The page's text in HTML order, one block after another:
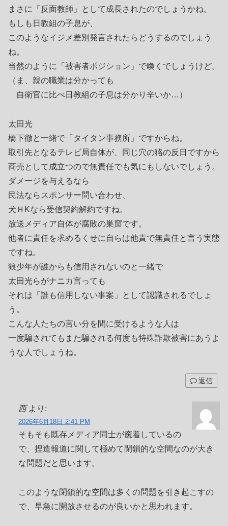
まさに「反面教師」として成長されたのでしょうかね。
もしも日教組の子息が、
このようなイジメ差別発言されたらどうするのでしょう
ね。
当然のように「被害者ポジション」で喚くでしょうけど。
（ま、親の職業は分かっても
自衛官に比べ日教組の子息は分かり辛いか…）
太田光
橋下徹と一緒で「タイタン事務所」ですからね。
取引先となるテレビ局自体が、同じ穴の狢の反日ですから
商売として成立つので無責任でも気にもしないでしょう。
ダメージを与えるなら
民法ならスポンサー問い合わせ、
犬ＨKなら受信契約解約ですね。
放送メディア自体が腐敗の巣窟です。
他者に責任を求めるくせに自らは他責で無責任と言う実態
ですね。
狼少年が誰からも信用されないのと一緒で
太田光らがナニカ言っても
それは「誰も信用しない事案」として認識されるでしょ
う。
こんな人たちの言い分を間に受けるような人は
一度騙されてもまた騙される何度も特殊詐欺被害にあうよ
うな人でしょうね。
返信
西 より:
2026年6月18日 2:41 PM
そもそも既存メディア同士が癒着しているの
で、捏造報道に関して極めて閉鎖的な空間なのが大き
な問題だと思います。
このような閉鎖的な空間は多くの問題を引き起こすの
で、早急に開放させるのが良いかと思われます。